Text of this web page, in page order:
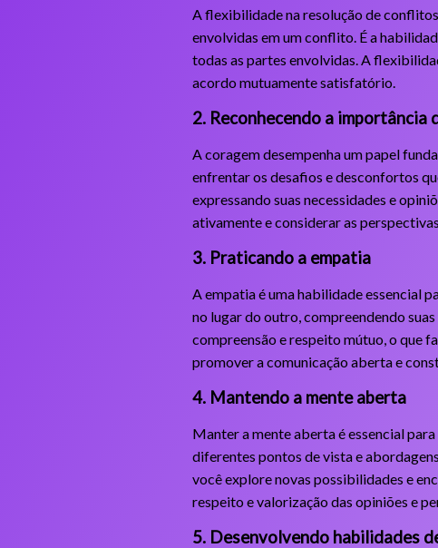
A flexibilidade na resolução de
envolvidas em um conflito. É a
todas as partes envolvidas. A
acordo mutuamente satisfatório.
2. Reconhecendo a importância
A coragem desempenha um papel
enfrentar os desafios e desconfortos
expressando suas necessidades e
ativamente e considerar as
3. Praticando a empatia
A empatia é uma habilidade essencial
no lugar do outro, compreendendo
compreensão e respeito mútuo, o que
promover a comunicação aberta e
4. Mantendo a mente aberta
Manter a mente aberta é essencial
diferentes pontos de vista e
você explore novas possibilidades e
respeito e valorização das opiniões e
5. Desenvolvendo habilidades